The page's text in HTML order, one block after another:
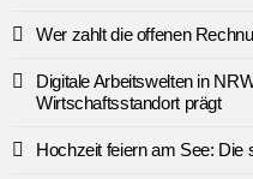
Wer zahlt die offenen
Digitale Arbeitswelten in
Wirtschaftsstandort prägt
Hochzeit feiern am See: Die